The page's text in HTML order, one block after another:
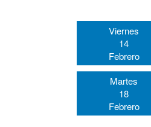
Viernes
14
Febrero
Martes
18
Febrero